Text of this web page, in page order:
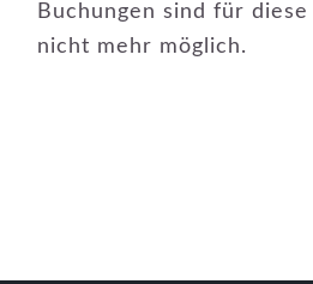
Buchungen sind für
nicht mehr möglich.